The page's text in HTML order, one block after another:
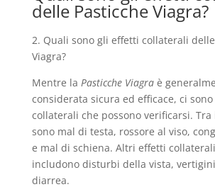
delle Pasticche Viagra?
2. Quali sono gli effetti collaterali
Viagra?
Mentre la Pasticche Viagraè
considerata sicura ed efficace, ci
collaterali che possono verificarsi.
sono mal di testa, rossore al viso,
e mal di schiena. Altri effetti
includono disturbi della vista,
diarrea.